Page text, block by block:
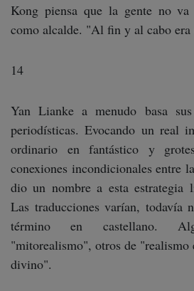
Kong piensa que la gente no
como alcalde. "Al fin y al cabo era
14
Yan Lianke a menudo basa
periodísticas. Evocando un real
ordinario en fantástico y
conexiones incondicionales entre
dio un nombre a esta estrategia
Las traducciones varían, todavía
término en castellano.
"mitorealismo", otros de
divino".